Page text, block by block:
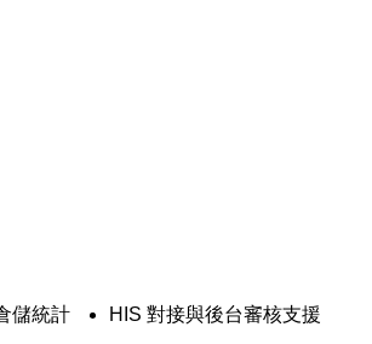
儲統計 HIS 對接與後台審核支援